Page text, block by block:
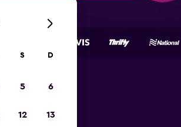
S D
5 6
12 13